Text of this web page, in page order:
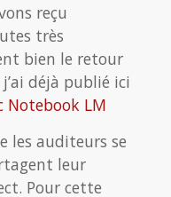
reçu
très
bien le retour
déjà publié ici
Notebook LM
les auditeurs se
leur
Pour cette